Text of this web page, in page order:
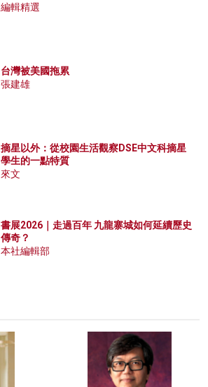
編輯精選
台灣被美國拖累
張建雄
摘星以外：從校園生活觀察DSE中文科摘星
學生的一點特質
來文
書展2026｜走過百年 九龍寨城如何延續歷史
傳奇？
本社編輯部